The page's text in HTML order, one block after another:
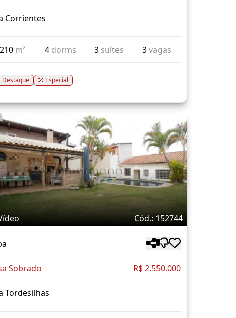
Corrientes
210 m² 4 dorms 3 suítes 3vagas
Destaque Especial
Cód.: 152744
Sobrado R$ 2.550.000
Tordesilhas